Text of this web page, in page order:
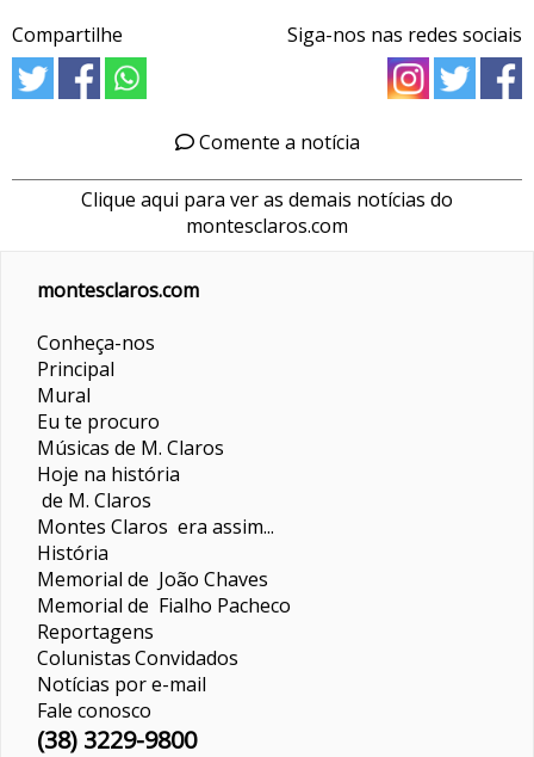
Compartilhe Siga-nos nas redes sociais
Comente a notícia
Clique aqui para ver as demais notícias do
montesclaros.com
montesclaros.com
Conheça-nos
Principal
Mural
Eu te procuro
Músicas de M. Claros
Hoje na história
de M. Claros
Montes Claros era assim...
História
Memorial de João Chaves
Memorial de Fialho Pacheco
Reportagens
ColunistasConvidados
Notícias por e-mail
Fale conosco
(38) 3229-9800